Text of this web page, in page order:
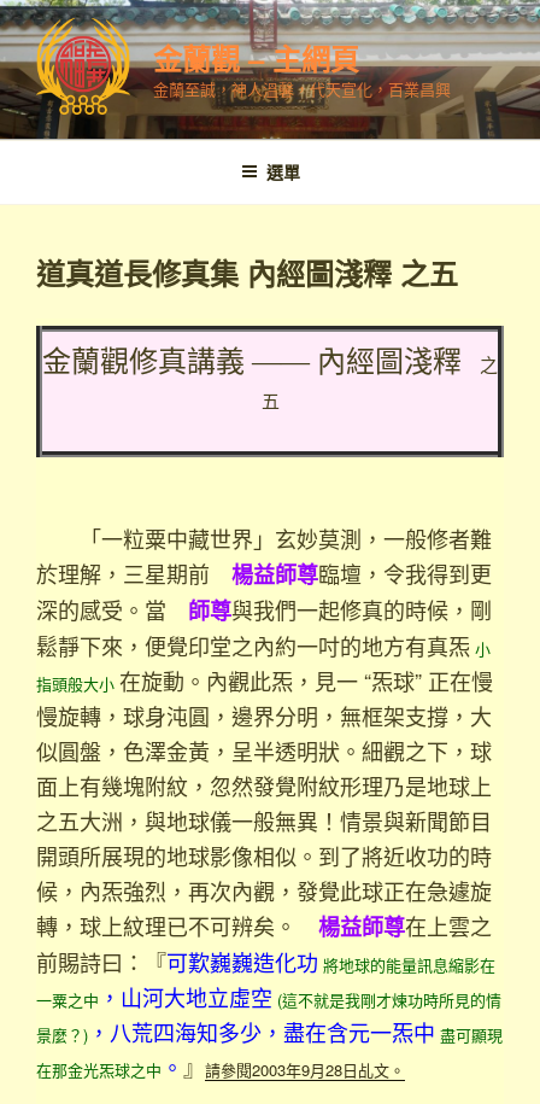
跳
至
內
容
金蘭觀 – 主網頁
金蘭至誠，神人溫馨，代天宣化，百業昌興
選單
道真道長修真集 內經圖淺釋 之五
金蘭觀修真講義 —— 內經圖淺釋 之
五
「一粒粟中藏世界」玄妙莫測，一般修者難
於理解，三星期前 楊益師尊臨壇，令我得到更
深的感受。當 師尊與我們一起修真的時候，剛
鬆靜下來，便覺印堂之內約一吋的地方有真炁 小
指頭般大小 在旋動。內觀此炁，見一 “炁球” 正在慢
慢旋轉，球身沌圓，邊界分明，無框架支撐，大
似圓盤，色澤金黃，呈半透明狀。細觀之下，球
面上有幾塊附紋，忽然發覺附紋形理乃是地球上
之五大洲，與地球儀一般無異！情景與新聞節目
開頭所展現的地球影像相似。到了將近收功的時
候，內炁強烈，再次內觀，發覺此球正在急遽旋
轉，球上紋理已不可辨矣。 楊益師尊在上雲之
前賜詩曰：『可歎巍巍造化功 將地球的能量訊息縮影在
一粟之中 ，山河大地立虛空 (這不就是我剛才煉功時所見的情
景麼？) ，八荒四海知多少，盡在含元一炁中 盡可顯現
在那金光炁球之中 。 』 請參閱2003年9月28日乩文。